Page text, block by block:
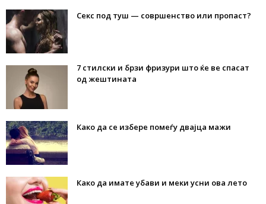
Секс под туш — совршенство или пропаст?
7 стилски и брзи фризури што ќе ве спасат
од жештината
Како да се избере помеѓу двајца мажи
Како да имате убави и меки усни ова лето